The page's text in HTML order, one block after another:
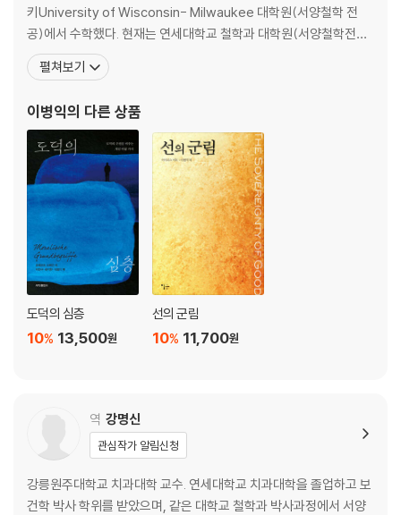
키University of Wisconsin- Milwaukee 대학원(서양철학 전
공)에서 수학했다. 현재는 연세대학교 철학과 대학원(서양철학전공)
에서 도덕의 경계 획정과 관련된 박사학위 논문을 쓰고 있다. 동서양
의 고전을 모두 레퍼런스로 삼아 도덕의 본질과 영역을 규 명하는 것
제」(서울대 석사논문), ‘Two conc
펼쳐보기
이병익의 다른 상품
도덕의 심층
13,500원
10%
선의 군림
11,700원
10%
역 강명신
관심작가 알림신청
강릉원주대학교 치과대학 교수. 연세대학교 치과대학을 졸업하고 보
건학 박사 학위를 받았으며, 같은 대학교 철학과 박사과정에서 서양